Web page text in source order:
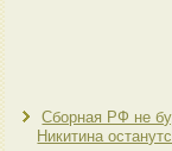
Сборная РФ не
Никитина